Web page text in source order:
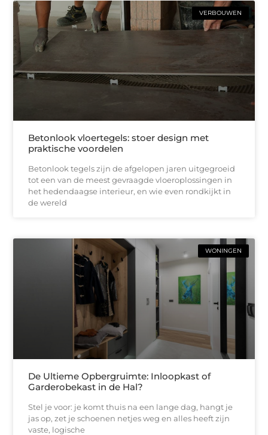
VERBOUWEN
Betonlook vloertegels: stoer design met
praktische voordelen
Betonlook tegels zijn de afgelopen jaren uitgegroeid
tot een van de meest gevraagde vloeroplossingen in
het hedendaagse interieur, en wie even rondkijkt in
de wereld
WONINGEN
De Ultieme Opbergruimte: Inloopkast of
Garderobekast in de Hal?
Stel je voor: je komt thuis na een lange dag, hangt je
jas op, zet je schoenen netjes weg en alles heeft zijn
vaste, logische